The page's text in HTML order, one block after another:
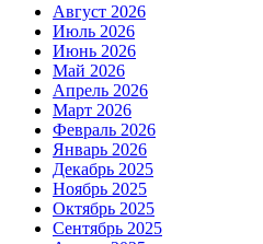
Август 2026
Июль 2026
Июнь 2026
Май 2026
Апрель 2026
Март 2026
Февраль 2026
Январь 2026
Декабрь 2025
Ноябрь 2025
Октябрь 2025
Сентябрь 2025